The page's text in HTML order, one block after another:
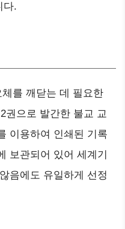
다.
를 깨닫는 데 필요한
권으로 발간한 불교 교
이용하여 인쇄된 기록
보관되어 있어 세계기
음에도 유일하게 선정